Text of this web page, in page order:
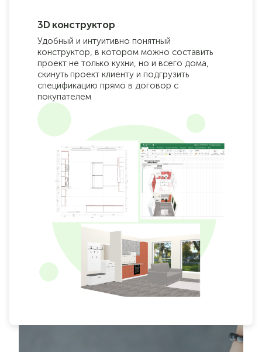
3D конструктор
Удобный и интуитивно понятный
конструктор, в котором можно составить
проект не только кухни, но и всего дома,
скинуть проект клиенту и подгрузить
спецификацию прямо в договор с
покупателем